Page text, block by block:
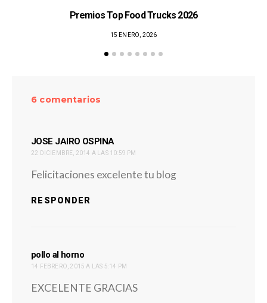
Premios Top Food Trucks 2026
15 ENERO, 2026
6 comentarios
JOSE JAIRO OSPINA
22 DICIEMBRE, 2014 A LAS 10:59 PM
Felicitaciones excelente tu blog
RESPONDER
pollo al horno
14 FEBRERO, 2015 A LAS 5:14 PM
EXCELENTE GRACIAS